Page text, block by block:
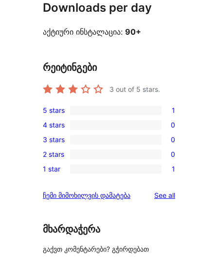
Downloads per day
აქტიური ინსტალაცია: 90+
რეიტინგები
3 out of 5 stars.
1
5-
star
review
5 stars 1
0
4-
star
reviews
4 stars 0
0
3-
star
3 stars 0
0
2-
reviews
2 stars 0
1
star
1 star 1
ჩემი მიმოხილვის დამატება See allreviews
მხარდაჭერა
გაქვთ კომენტარები? გჭირდებათ